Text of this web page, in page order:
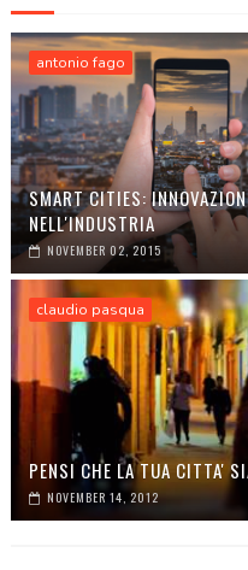
antonio fago
SMART CITIES:
NELL'INDUSTRIA
NOVEMBER 02, 2015
claudio pasqua
PENSI CHE LA TUA CITTA'
NOVEMBER 14, 2012